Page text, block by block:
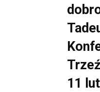
11